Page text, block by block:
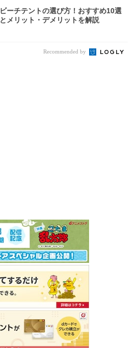
ビーチテントの選び方！おすすめ10選
とメリット・デメリットを解説
Recommended by